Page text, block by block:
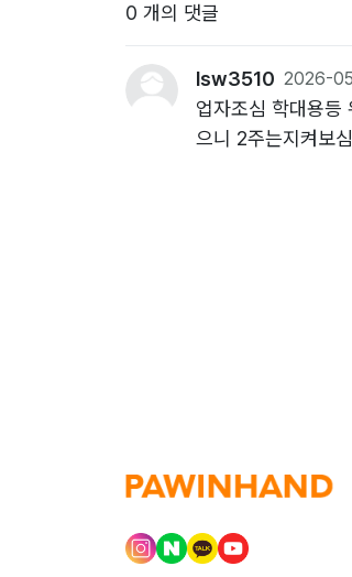
0 개의 댓글
lsw3510 2026-
업자조심 학대용등
으니 2주는지켜보